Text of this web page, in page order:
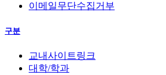
이메일무단수집거부
구분
교내사이트링크
대학/학과